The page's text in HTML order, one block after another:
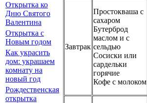
Завтрак
Простокваша с
сахаром
Бутерброд
маслом и с
сельдью
Сосиски или
сардельки
горячие
Кофе с молоком
Открытка ко
Дню Святого
Валентина
Открытка с
Новым годом
Как украсить
дом: украшаем
комнату на
новый год
Рождественская
открытка